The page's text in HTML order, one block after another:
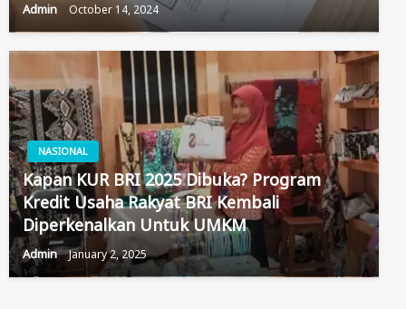
Admin October 14, 2024
NASIONAL
Kapan KUR BRI 2025 Dibuka? Program
Kredit Usaha Rakyat BRI Kembali
Diperkenalkan Untuk UMKM
Admin January 2, 2025